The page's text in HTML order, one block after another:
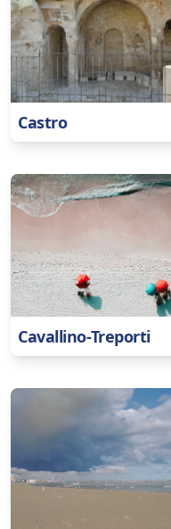
Castro
Cavallino-Treporti